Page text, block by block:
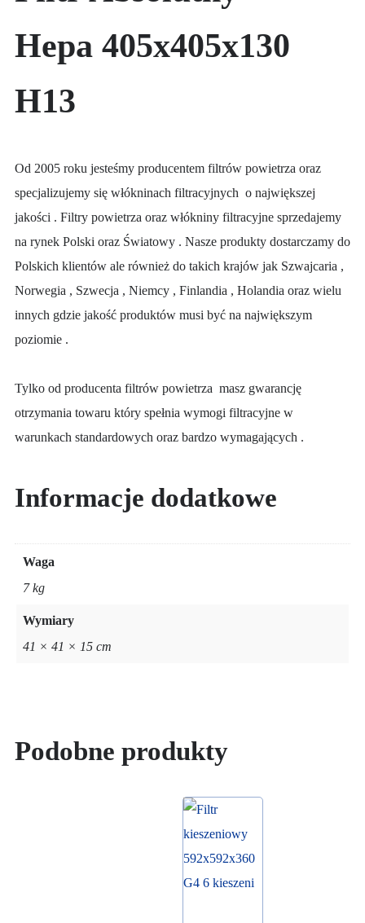
Hepa 405x405x130
H13
Od 2005 roku jesteśmy producentem filtrów powietrza oraz
specjalizujemy się włókninach filtracyjnych o największej
jakości . Filtry powietrza oraz włókniny filtracyjne sprzedajemy
na rynek Polski oraz Światowy . Nasze produkty dostarczamy do
Polskich klientów ale również do takich krajów jak Szwajcaria ,
Norwegia , Szwecja , Niemcy , Finlandia , Holandia oraz wielu
innych gdzie jakość produktów musi być na największym
poziomie .
Tylko od producenta filtrów powietrza masz gwarancję
otrzymania towaru który spełnia wymogi filtracyjne w
warunkach standardowych oraz bardzo wymagających .
Informacje dodatkowe
Waga
7 kg
Wymiary
41 × 41 × 15 cm
Podobne produkty